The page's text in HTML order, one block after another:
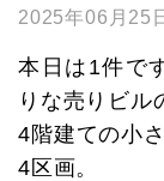
2025年06月25
本日は1件で
りな売りビル
4階建ての小
4区画。